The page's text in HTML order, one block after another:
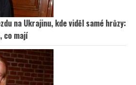
na Ukrajinu, kde viděl samé hrůzy:
co mají